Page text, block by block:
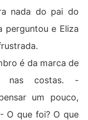
nada do pai do
perguntou e Eliza
é da marca de
nas costas. -
um pouco,
O que foi? O que